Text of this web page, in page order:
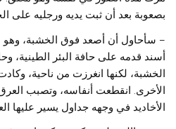
بصعوبة بعد أن ثبت يديه ورجليه على
– سأحاول أن أصعد فوق الخشبة، وهو
أسند قدمه على حافة البئر الطينية،
الخشبة، لكنها انغرزت من ناحية،
الأخرى. انقطعت أنفاسه، وتصبب
الأخاديد في وجهه جداول يسير عليها